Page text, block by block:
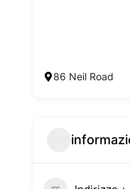
86 Neil Road